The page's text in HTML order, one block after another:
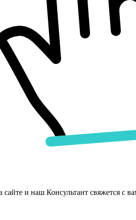
сайте и наш Консультант свяжется с